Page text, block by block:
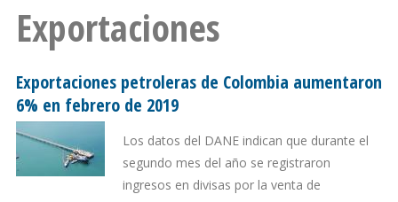
Exportaciones
Exportaciones petroleras de Colombia aumentaron
6% en febrero de 2019
Los datos del DANE indican que durante el
segundo mes del año se registraron
ingresos en divisas por la venta de